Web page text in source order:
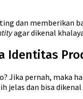
dan memberikan
agar dikenal
Identitas
Jika pernah, maka
jelas dan bisa